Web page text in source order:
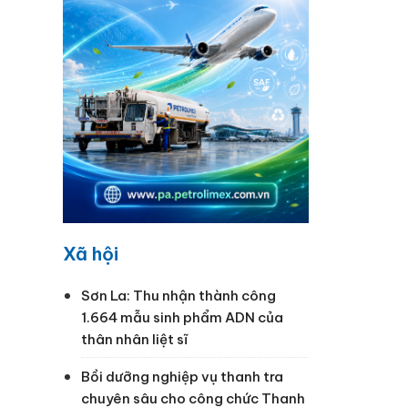
Xã hội
Sơn La: Thu nhận thành công
1.664 mẫu sinh phẩm ADN của
thân nhân liệt sĩ
Bồi dưỡng nghiệp vụ thanh tra
chuyên sâu cho công chức Thanh